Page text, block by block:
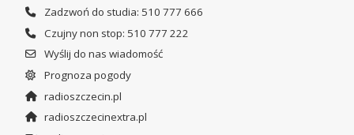
Zadzwoń do studia: 510 777 666
Czujny non stop: 510 777 222
Wyślij do nas wiadomość
Prognoza pogody
radioszczecin.pl
radioszczecinextra.pl